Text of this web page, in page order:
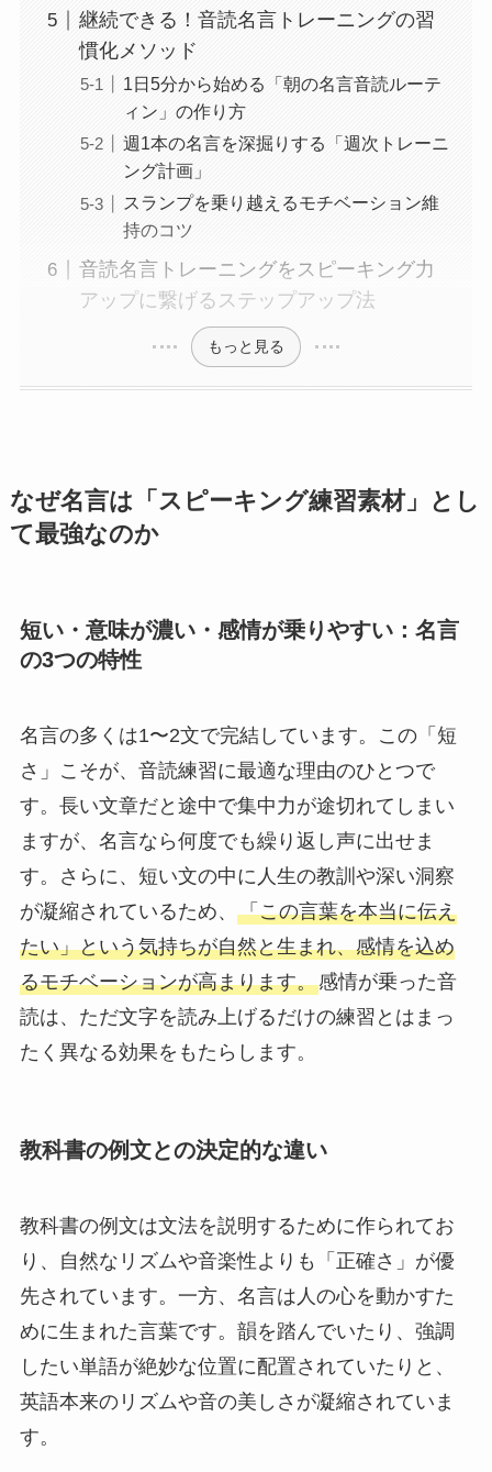
継続できる！音読名言トレーニングの習
慣化メソッド
1日5分から始める「朝の名言音読ルーテ
ィン」の作り方
週1本の名言を深掘りする「週次トレーニ
ング計画」
スランプを乗り越えるモチベーション維
持のコツ
音読名言トレーニングをスピーキング力
アップに繋げるステップアップ法
もっと見る
なぜ名言は「スピーキング練習素材」とし
て最強なのか
短い・意味が濃い・感情が乗りやすい：名言
の3つの特性
名言の多くは1〜2文で完結しています。この「短
さ」こそが、音読練習に最適な理由のひとつで
す。長い文章だと途中で集中力が途切れてしまい
ますが、名言なら何度でも繰り返し声に出せま
す。さらに、短い文の中に人生の教訓や深い洞察
が凝縮されているため、 「この言葉を本当に伝え
たい」という気持ちが自然と生まれ、感情を込め
るモチベーションが高まります。感情が乗った音
読は、ただ文字を読み上げるだけの練習とはまっ
たく異なる効果をもたらします。
教科書の例文との決定的な違い
教科書の例文は文法を説明するために作られてお
り、自然なリズムや音楽性よりも「正確さ」が優
先されています。一方、名言は人の心を動かすた
めに生まれた言葉です。韻を踏んでいたり、強調
したい単語が絶妙な位置に配置されていたりと、
英語本来のリズムや音の美しさが凝縮されていま
す。